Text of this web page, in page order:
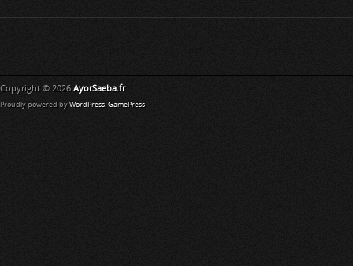
Copyright © 2026 AyorSaeba.fr
Proudly powered by WordPress. GamePress